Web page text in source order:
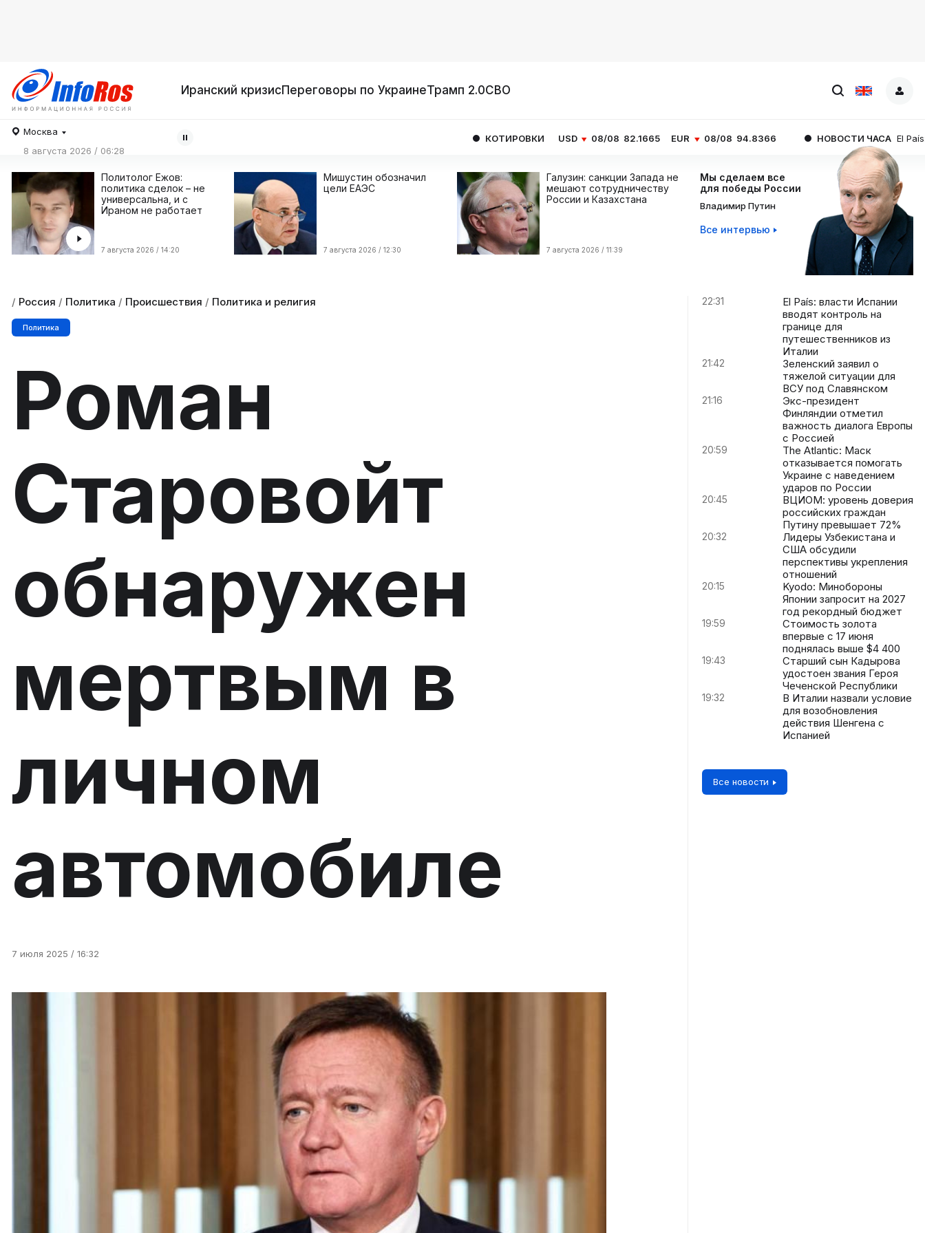
Иранский кризисПереговоры по УкраинеТрамп 2.0СВО
Москва
8 августа 2026 / 06:28
КОТИРОВКИ USD 08/08 82.1665 EUR 08/08 94.8366 НОВОСТИ ЧАСА El País: власти
Политолог Ежов:
политика сделок – не
универсальна, и с
Ираном не работает
7 августа 2026 / 14:20
Мишустин обозначил
цели ЕАЭС
7 августа 2026 / 12:30
Галузин: санкции Запада не
мешают сотрудничеству
России и Казахстана
7 августа 2026 / 11:39
Мы сделаем все
для победы России
Владимир Путин
Все интервью
/ Россия / Политика / Происшествия / Политика и религия
Политика
Роман
Старовойт
обнаружен
мертвым в
личном
автомобиле
7 июля 2025 / 16:32
22:31
El País: власти Испании
вводят контроль на
границе для
путешественников из
Италии
21:42
Зеленский заявил о
тяжелой ситуации для
ВСУ под Славянском
21:16
Экс-президент
Финляндии отметил
важность диалога Европы
с Россией
20:59
The Atlantic: Маск
отказывается помогать
Украине с наведением
ударов по России
20:45
ВЦИОМ: уровень доверия
российских граждан
Путину превышает 72%
20:32
Лидеры Узбекистана и
США обсудили
перспективы укрепления
отношений
20:15
Kyodo: Минобороны
Японии запросит на 2027
год рекордный бюджет
19:59
Стоимость золота
впервые с 17 июня
поднялась выше $4 400
19:43
Старший сын Кадырова
удостоен звания Героя
Чеченской Республики
19:32
В Италии назвали условие
для возобновления
действия Шенгена с
Испанией
Все новости